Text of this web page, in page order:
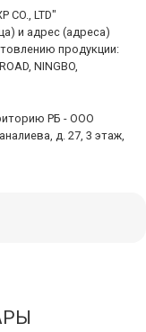
CO., LTD"
и адрес (адреса)
продукции:
NINGBO,
РБ - ООО
д. 27, 3 этаж,